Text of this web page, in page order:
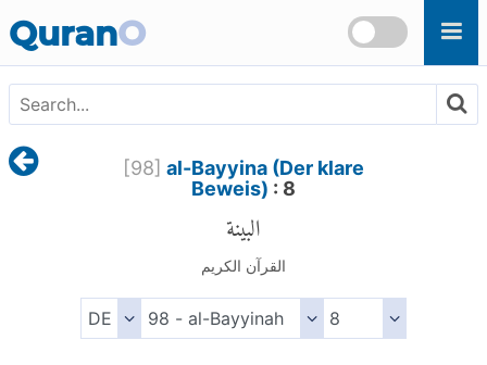
QuranO
[98] al-Bayyina (Der klare
Beweis) : 8
البينة
القرآن الكريم